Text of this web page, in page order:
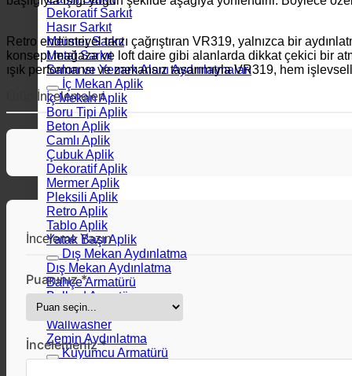
Dekoratif Sarkıt
Hasır Sarkıt
Mermer Sarkıt
Metal Sarkıt
Salon ve Yemek Alanı Aydınlatmaları
İç Mekan Aplik
İç Mekan Aplik
Boru Tipi Aplik
Beton Aplik
Camlı Aplik
Çubuk Aplik
Dekoratif Aplik
Mermer Aplik
Pleksili Aplik
Retro Aplik
Tablo Aplik
Yatak Başı Aplik
Dış Mekan Aydınlatma
Dış Mekan Aydınlatma
Bahçe Armatürü
Bollard Armatür
Dış Mekan Aplik
Wallwasher
Zemin Aydınlatma
Kuyumcu Armatürü
Retro endüstriyel tarzı çağrıştıran VR319, yalnızca bir
konsept mağaza ve loft daire gibi alanlarda dikkat çekici bir
ışık performansı ve zamansız tasarımıyla VR319, hem
Ürün İncelemeleri
İnceleme Yazın
Puanınız *
İncelemeniz *